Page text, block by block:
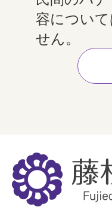
容につい
せん。
藤
枝
市